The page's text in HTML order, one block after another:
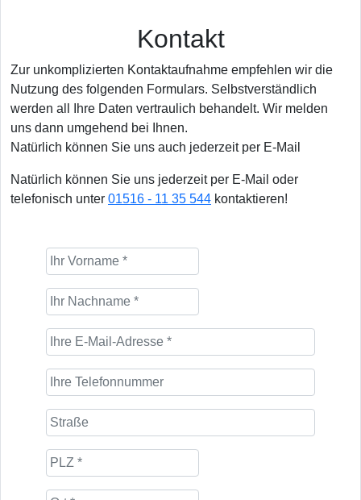
Kontakt
Zur unkomplizierten Kontaktaufnahme empfehlen wir die
Nutzung des folgenden Formulars. Selbstverständlich
werden all Ihre Daten vertraulich behandelt. Wir melden
uns dann umgehend bei Ihnen.
Natürlich können Sie uns auch jederzeit per E-Mail
Natürlich können Sie uns jederzeit per E-Mail oder
telefonisch unter 01516 - 11 35 544 kontaktieren!